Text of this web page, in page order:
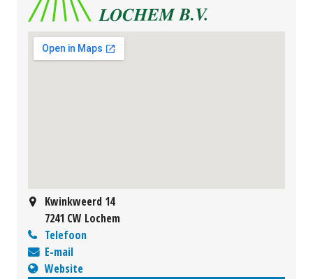
Kwinkweerd 14
7241 CW Lochem
Telefoon
E-mail
Website